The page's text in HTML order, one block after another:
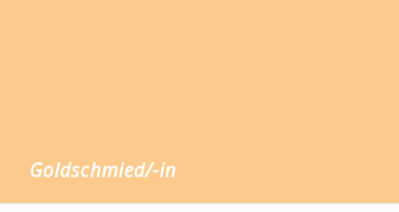
Goldschmied/-in